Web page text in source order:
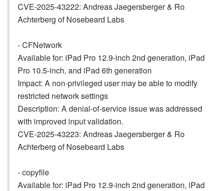
CVE-2025-43222: Andreas Jaegersberger & Ro
Achterberg of Nosebeard Labs
- CFNetwork
Available for: iPad Pro 12.9-inch 2nd generation, iPad
Pro 10.5-inch, and iPad 6th generation
Impact: A non-privileged user may be able to modify
restricted network settings
Description: A denial-of-service issue was addressed
with improved input validation.
CVE-2025-43223: Andreas Jaegersberger & Ro
Achterberg of Nosebeard Labs
- copyfile
Available for: iPad Pro 12.9-inch 2nd generation, iPad